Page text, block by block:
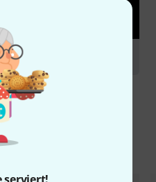
serviert!